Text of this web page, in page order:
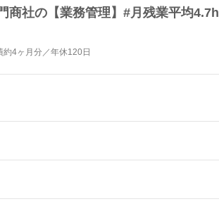
商社の【業務管理】#月残業平均4.7h
4ヶ月分／年休120日